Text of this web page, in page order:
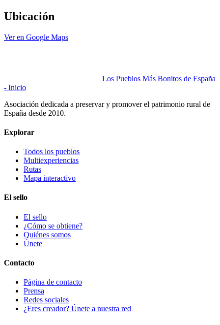
Ubicación
Ver en Google Maps
Los Pueblos Más Bonitos de España
- Inicio
Asociación dedicada a preservar y promover el patrimonio rural de
España desde 2010.
Explorar
Todos los pueblos
Multiexperiencias
Rutas
Mapa interactivo
El sello
El sello
¿Cómo se obtiene?
Quiénes somos
Únete
Contacto
Página de contacto
Prensa
Redes sociales
¿Eres creador? Únete a nuestra red